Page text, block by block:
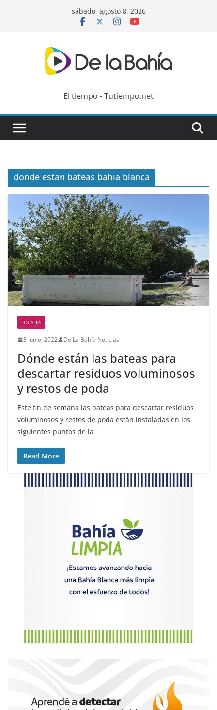
sábado, agosto 8, 2026
El tiempo - Tutiempo.net
donde estan bateas bahia blanca
LOCALES
3 junio, 2022 De La Bahía Noticias
Dónde están las bateas para
descartar residuos voluminosos
y restos de poda
Este fin de semana las bateas para descartar residuos
voluminosos y restos de poda están instaladas en los
siguientes puntos de la
Read More